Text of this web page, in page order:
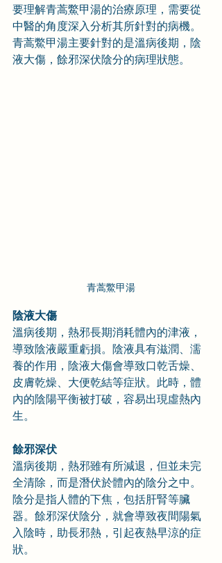
要理解青蒿鱉甲湯的治療原理，需要從
中醫的角度深入分析其所針對的病機。
青蒿鱉甲湯主要針對的是溫病後期，陰
液大傷，餘邪深伏陰分的病理狀態。
青蒿鱉甲湯
陰液大傷
溫病後期，熱邪長期消耗體內的津液，
導致陰液嚴重虧損。陰液具有滋潤、濡
養的作用，陰液大傷會導致口乾舌燥、
皮膚乾燥、大便乾結等症狀。此時，體
內的陰陽平衡被打破，容易出現虛熱內
生。
餘邪深伏
溫病後期，熱邪雖有所減退，但並未完
全清除，而是潛伏於體內的陰分之中。
陰分是指人體的下焦，包括肝腎等臟
器。餘邪深伏陰分，就會導致夜間陽氣
入陰時，助長邪熱，引起夜熱早涼的症
狀。